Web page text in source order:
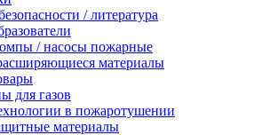
/ литература
/ насосы пожарные
материалы
для газов
в пожаротушении
материалы